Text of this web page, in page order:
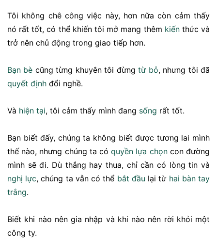
Tôi không chê công việc này, hơn nữa còn cảm thấy
nó rất tốt, có thể khiến tôi mở mang thêm kiếnthức và
trở nên chủ động trong giao tiếp hơn.
Bạn bè cũng từng khuyên tôi đừngtừ bỏ, nhưng tôi đã
quyết định đổi nghề.
Và hiện tại, tôi cảm thấy mình đang sống rất tốt.
Bạn biết đấy, chúng ta không biết được tương lai mình
thế nào, nhưng chúng ta cóquyền lựa chọncon đường
mình sẽ đi. Dù thắng hay thua, chỉ cần có lòng tin và
nghị lực, chúng ta vẫn có thể bắt đầu lại từ hai bàn tay
trắng.
Biết khi nào nên gia nhập và khi nào nên rời khỏi một
công ty.